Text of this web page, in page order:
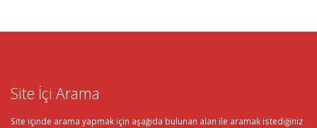
Site İçi Arama
Site içinde arama yapmak için aşağıda bulunan alan ile aramak istediğiniz